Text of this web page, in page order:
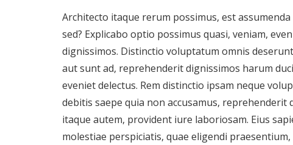
Architecto itaque rerum possimus, est
sed? Explicabo optio possimus quasi, veniam,
dignissimos. Distinctio voluptatum omnis
aut sunt ad, reprehenderit dignissimos harum
eveniet delectus. Rem distinctio ipsam neque
debitis saepe quia non accusamus,
itaque autem, provident iure laboriosam. Eius
molestiae perspiciatis, quae eligendi